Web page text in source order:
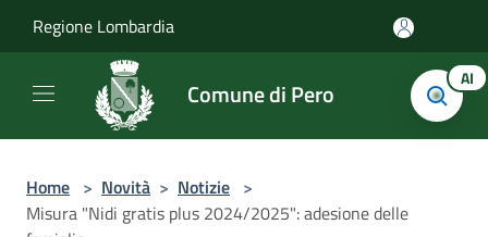
Regione Lombardia
Comune di Pero AI
Home > Novità > Notizie >
Misura "Nidi gratis plus 2024/2025": adesione delle